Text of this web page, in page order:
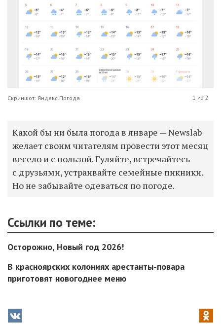
Скриншот: Яндекс.Погода 1 из 2
Какой бы ни была погода в январе — Newslab
желает своим читателям провести этот месяц
весело и с пользой. Гуляйте, встречайтесь
с друзьями, устраивайте семейные пикники.
Но не забывайте одеваться по погоде.
Ссылки по теме:
Осторожно, Новый год 2026!
В красноярских колониях арестанты-повара
приготовят новогоднее меню